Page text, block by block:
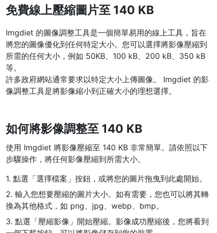
WEBP 轉 PNG
線上將多個EBP影象轉換為PNG
HEIC 轉 JPG
將iPhone HEIC影象轉換為JPG
RAW轉換器
轉換CR2、CR3、NEF、ARW、ORF、PEF、RAF、RAW轉換為JPG
格式
JPG 轉 PDF
將JPG影象轉換為PDF檔案
設定方向、邊距、頁面大小，並將多個影象合併到一個PDF或單獨的
檔案中
PDF 轉 JPG New
在幾秒鐘內將PDF轉換為高質量的JPG、PNG或Webp影象
PDF 合併 New
免費線上壓縮圖片至 140 KB
Imgdiet 的圖像調整工具是一個簡單易用的線上工具，旨在
將您的圖像優化到任何特定大小。您可以選擇將影像壓縮到
所需的任何大小，例如 50KB、100 kB、200 kB、350 kB
等。
許多政府網站通常要求以特定大小上傳圖像。 Imgdiet 的影
像調整工具是將影像縮小到正確大小的理想選擇。
如何將影像調整至 140 KB
使用 Imgdiet 將影像壓縮至 140 KB 非常簡單。請依照以下
步驟操作，將任何影像壓縮到所需大小。
1. 點選「選擇檔案」按鈕，或將您的圖片拖曳到此處開始。
2. 輸入您想要壓縮的圖片大小。如有需要，您也可以將其轉
換為其他格式，如 png、jpg、webp、bmp。
3. 點選「壓縮影像」開始壓縮。影像成功壓縮後，您將看到